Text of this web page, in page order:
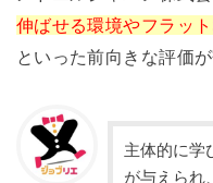
伸ばせる環境やフラッ
といった前向きな評価
主体的に学
が与えられ